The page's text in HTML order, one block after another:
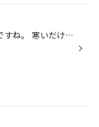
今年の冬はとにかく寒いですね。 寒いだけでなく、風も強く毎日が大変です。 各地では、いつもより早い大雪に悩まされて事故も多くなっています。 余り雪の降らない関東なら・・・・・・・。 大丈夫でしょう！と思っていたら、関東の周りは雪だらけなんて事も。 例年より早く雪が降ったせいで、スタ...